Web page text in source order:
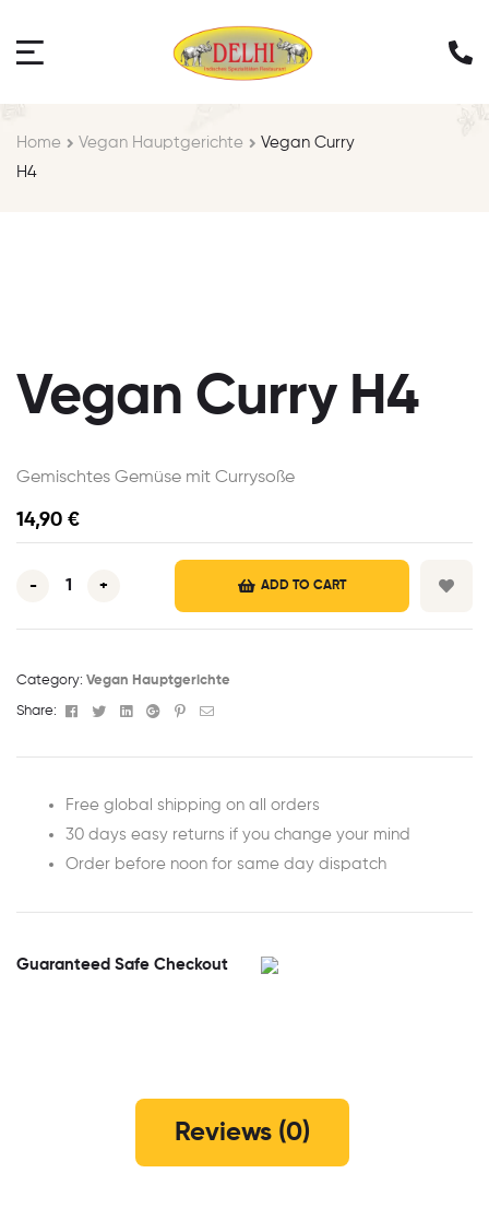
Home Vegan Hauptgerichte
Vegan Curry
H4
Vegan Curry H4
Gemischtes Gemüse mit Currysoße
14,90 €
- + ADD TO CART
Category: Vegan Hauptgerichte
Share: Facebook
TwitterLinkedinGoogle+Pinterest
Email
Free global shipping on all orders
30 days easy returns if you change your mind
Order before noon for same day dispatch
Guaranteed Safe Checkout
Reviews (0)